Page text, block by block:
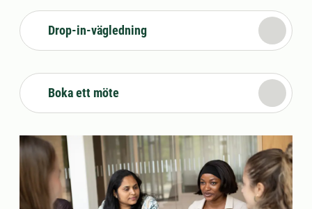
Drop-in-vägledning
Boka ett möte